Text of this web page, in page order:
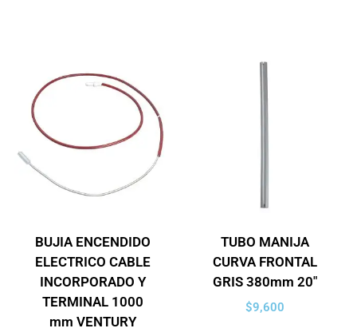
BUJIA ENCENDIDO
ELECTRICO CABLE
INCORPORADO Y
TERMINAL 1000
mm VENTURY
TUBO MANIJA
CURVA FRONTAL
GRIS 380mm 20″
$9,600